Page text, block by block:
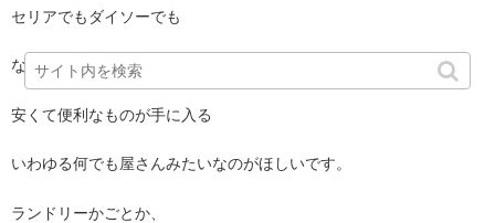
セリアでもダイソーでも
なんでもいいんです。
安くて便利なものが手に入る
いわゆる何でも屋さんみたいなのがほしいです。
ランドリーかごとか、